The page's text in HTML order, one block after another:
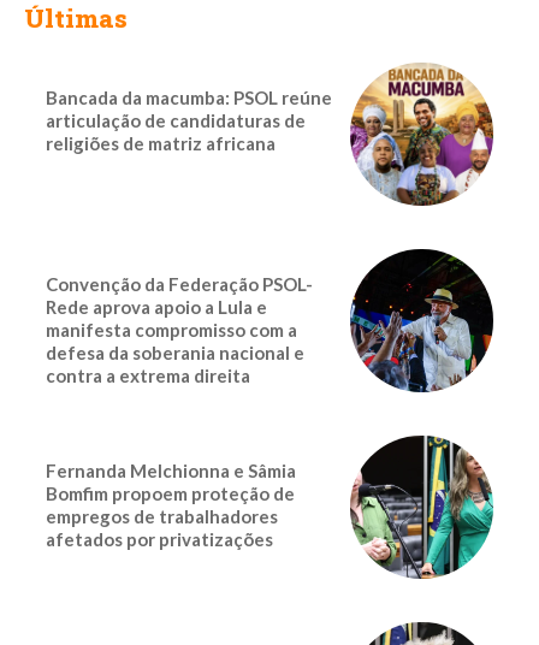
Últimas
Bancada da macumba: PSOL reúne
articulação de candidaturas de
religiões de matriz africana
Convenção da Federação PSOL-
Rede aprova apoio a Lula e
manifesta compromisso com a
defesa da soberania nacional e
contra a extrema direita
Fernanda Melchionna e Sâmia
Bomfim propoem proteção de
empregos de trabalhadores
afetados por privatizações